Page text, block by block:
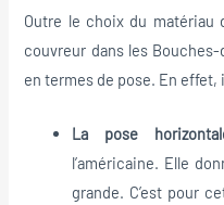
Outre le choix du matériau
couvreur dans les
en termes de pose. En
La pose
l’américaine. Elle
grande. C’est pour